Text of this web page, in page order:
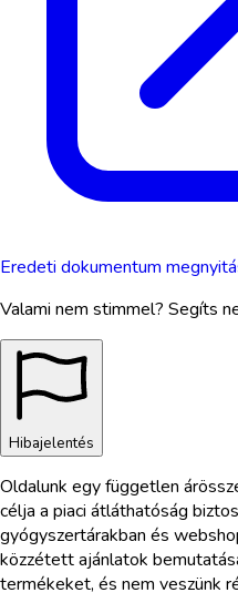
Eredeti dokumentum
Valami nem stimmel? Segíts
Hibajelentés
Oldalunk egy független
célja a piaci átláthatóság
gyógyszertárakban és
közzétett ajánlatok
termékeket, és nem veszünk